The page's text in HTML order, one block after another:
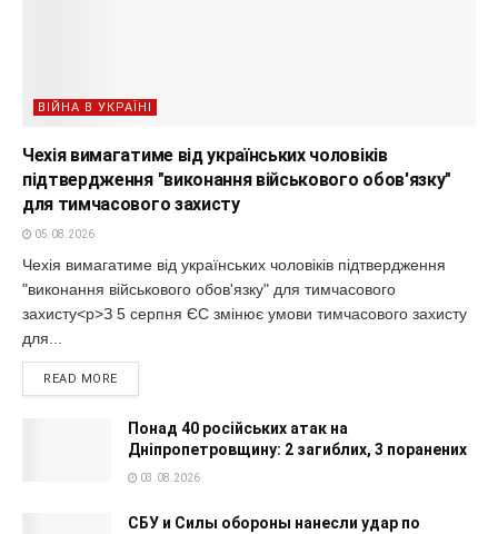
ВІЙНА В УКРАЇНІ
Чехія вимагатиме від українських чоловіків
підтвердження "виконання військового обов'язку"
для тимчасового захисту
05.08.2026
Чехія вимагатиме від українських чоловіків підтвердження
"виконання військового обов'язку" для тимчасового
захисту<p>З 5 серпня ЄС змінює умови тимчасового захисту
для...
READ MORE
Понад 40 російських атак на
Дніпропетровщину: 2 загиблих, 3 поранених
03.08.2026
СБУ и Силы обороны нанесли удар по